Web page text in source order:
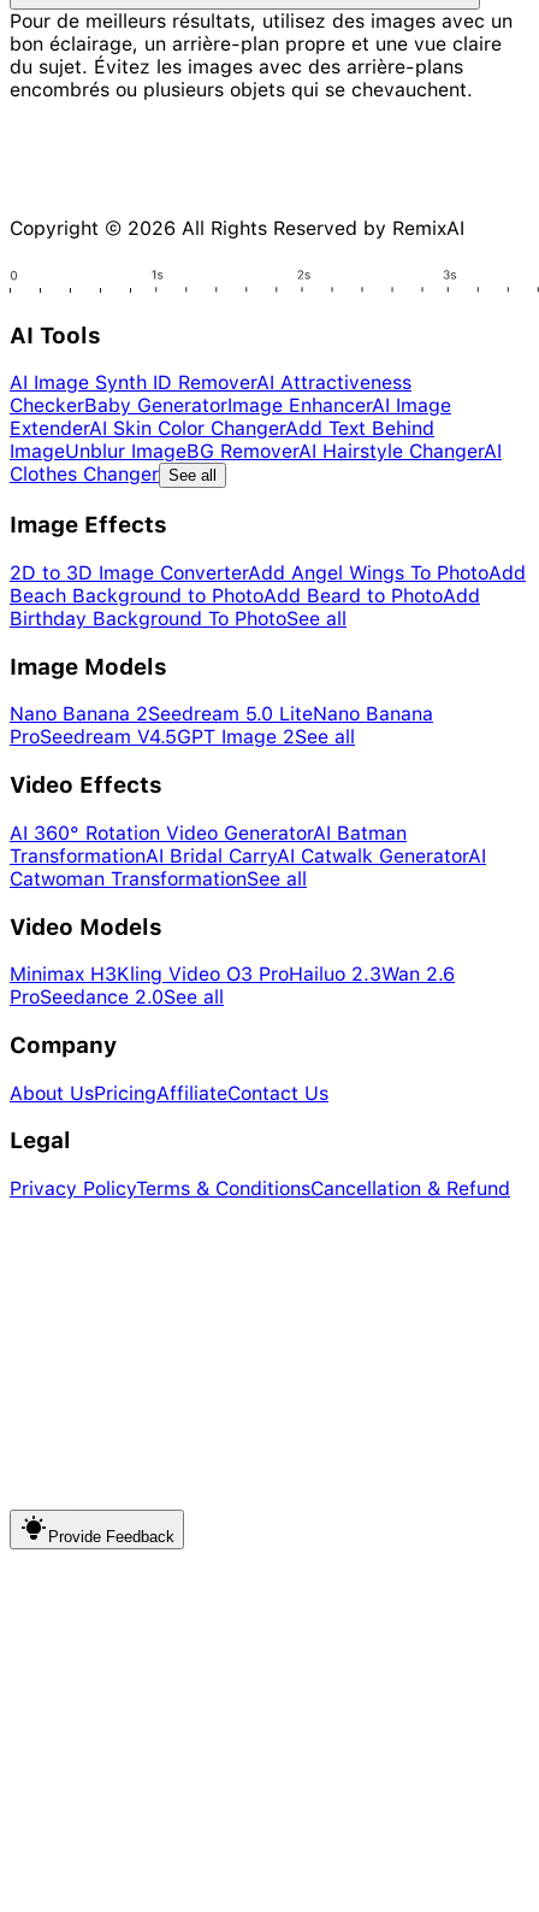
Pour de meilleurs résultats, utilisez des images avec un
bon éclairage, un arrière-plan propre et une vue claire
du sujet. Évitez les images avec des arrière-plans
encombrés ou plusieurs objets qui se chevauchent.
Copyright © 2026 All Rights Reserved by RemixAI
AI Tools
AI Image Synth ID RemoverAI Attractiveness
CheckerBaby GeneratorImage EnhancerAI Image
ExtenderAI Skin Color ChangerAdd Text Behind
ImageUnblur ImageBG RemoverAI Hairstyle ChangerAI
Clothes Changer See all
Image Effects
2D to 3D Image ConverterAdd Angel Wings To PhotoAdd
Beach Background to PhotoAdd Beard to PhotoAdd
Birthday Background To PhotoSee all
Image Models
Nano Banana 2Seedream 5.0 LiteNano Banana
ProSeedream V4.5GPT Image 2See all
Video Effects
AI 360° Rotation Video GeneratorAI Batman
TransformationAI Bridal CarryAI Catwalk GeneratorAI
Catwoman TransformationSee all
Video Models
Minimax H3Kling Video O3 ProHailuo 2.3Wan 2.6
ProSeedance 2.0See all
Company
About UsPricingAffiliateContact Us
Legal
Privacy PolicyTerms & ConditionsCancellation & Refund
Provide Feedback